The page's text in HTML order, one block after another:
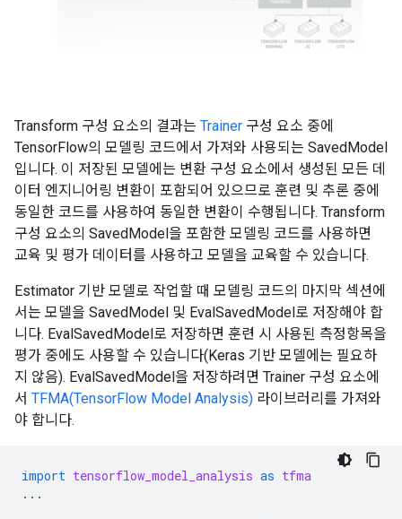
Transform 구성 요소의 결과는 Trainer 구성 요소 중에
TensorFlow의 모델링 코드에서 가져와 사용되는 SavedModel
입니다. 이 저장된 모델에는 변환 구성 요소에서 생성된 모든 데
이터 엔지니어링 변환이 포함되어 있으므로 훈련 및 추론 중에
동일한 코드를 사용하여 동일한 변환이 수행됩니다. Transform
구성 요소의 SavedModel을 포함한 모델링 코드를 사용하면
교육 및 평가 데이터를 사용하고 모델을 교육할 수 있습니다.
Estimator 기반 모델로 작업할 때 모델링 코드의 마지막 섹션에
서는 모델을 SavedModel 및 EvalSavedModel로 저장해야 합
니다. EvalSavedModel로 저장하면 훈련 시 사용된 측정항목을
평가 중에도 사용할 수 있습니다(Keras 기반 모델에는 필요하
지 않음). EvalSavedModel을 저장하려면 Trainer 구성 요소에
서 TFMA(TensorFlow Model Analysis) 라이브러리를 가져와
야 합니다.
import tensorflow_model_analysis as tfma
...